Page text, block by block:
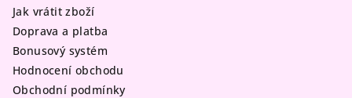
Jak vrátit zboží
Doprava a platba
Bonusový systém
Hodnocení obchodu
Obchodní podmínky